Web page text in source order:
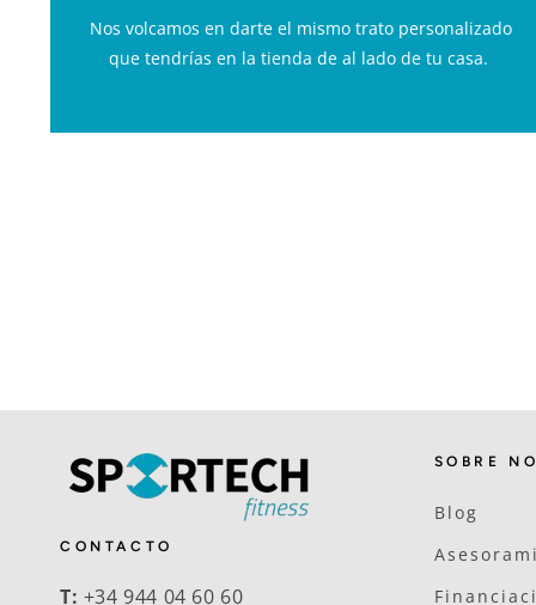
Nos volcamos en darte el mismo trato personalizado
que tendrías en la tienda de al lado de tu casa.
CONTACTO
T: +34 944 04 60 60
SOBRE
Blog